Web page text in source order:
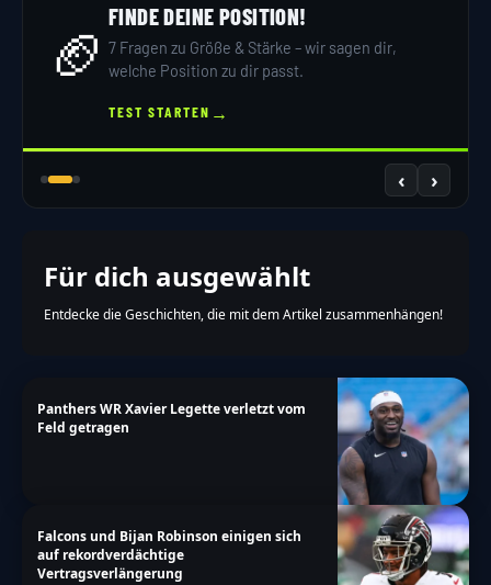
🏈
FINDE DEINE POSITION!
7 Fragen zu Größe & Stärke – wir sagen dir,
welche Position zu dir passt.
TEST STARTEN →
‹ ›
Für dich ausgewählt
Entdecke die Geschichten, die mit dem Artikel zusammenhängen!
Panthers WR Xavier Legette verletzt vom
Feld getragen
Falcons und Bijan Robinson einigen sich
auf rekordverdächtige
Vertragsverlängerung